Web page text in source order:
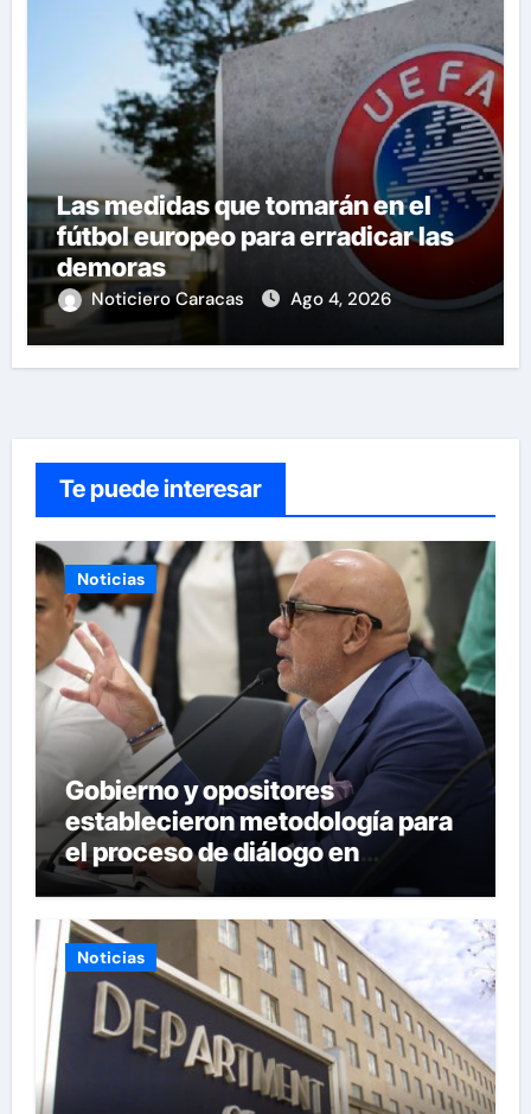
Las medidas que tomarán en el
fútbol europeo para erradicar las
demoras
Noticiero Caracas Ago 4, 2026
Te puede interesar
Noticias
Gobierno y opositores
establecieron metodología para
el proceso de diálogo en
Venezuela
Noticias